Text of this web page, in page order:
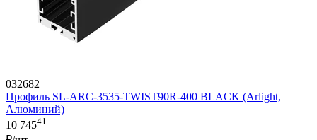
032682
Профиль SL-ARC-3535-TWIST90R-400 BLACK (Arlight,
Алюминий)
10 74541